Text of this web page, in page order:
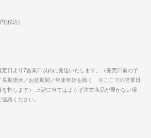
(税込)
日より7営業日以内に発送いたします。（発売日前の予
長期連休／お盆期間／年末年始を除く ※ここでの営業日
を指します） 上記に当てはまらず注文商品が届かない場
絡ください。